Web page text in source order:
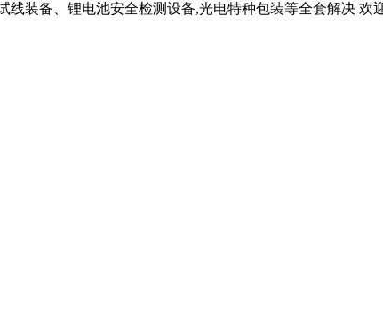
装备、锂电池安全检测设备,光电特种包装等全套解决 欢